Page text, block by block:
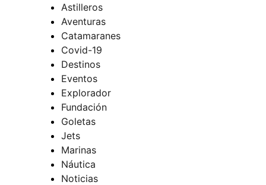
Astilleros
Aventuras
Catamaranes
Covid-19
Destinos
Eventos
Explorador
Fundación
Goletas
Jets
Marinas
Náutica
Noticias